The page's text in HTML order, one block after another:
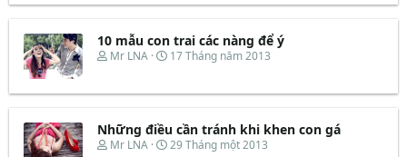
e
d
s
r
e
r
y
ắ
t
u
10 mẫu con trai các nàng để ý
T
e
d
s
Mr LNA
N
y
ắ
t
17 Tháng năm 2013
Những điều cần tránh khi khen con gá
T
Mr LNA
N
29 Tháng một 2013